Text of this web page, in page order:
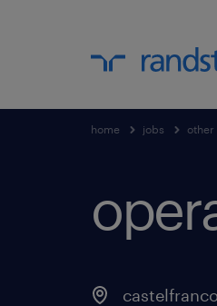
home jobs other